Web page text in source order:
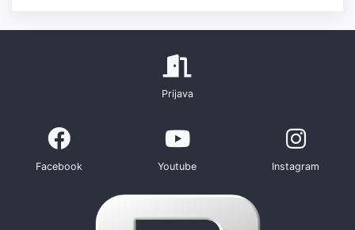
Prijava
Facebook Youtube Instagram